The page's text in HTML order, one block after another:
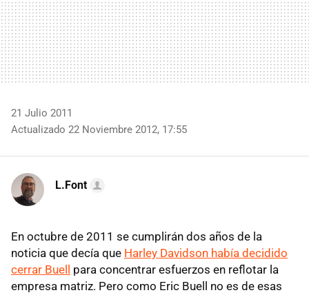
21 Julio 2011
Actualizado 22 Noviembre 2012, 17:55
L.Font
En octubre de 2011 se cumplirán dos años de la
noticia que decía que Harley Davidson había decidido
cerrar Buell
para concentrar esfuerzos en reflotar la
empresa matriz. Pero como Eric Buell no es de esas